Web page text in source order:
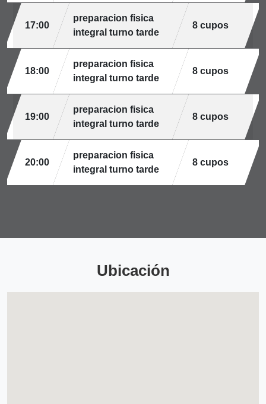
17:00
preparacion fisica
integral turno tarde
8 cupos
18:00
preparacion fisica
integral turno tarde
8 cupos
19:00
preparacion fisica
integral turno tarde
8 cupos
20:00
preparacion fisica
integral turno tarde
8 cupos
Ubicación